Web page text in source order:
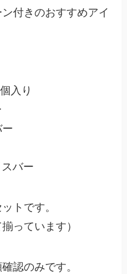
付きのおすすめアイ
入り
バー
トです。
っています）
認のみです。